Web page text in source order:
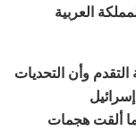
العربية
وأن التحديات
ألقت هجمات